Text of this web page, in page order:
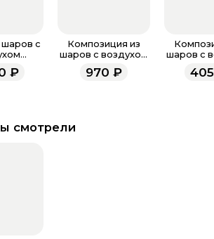
шаров с
₽
Композиция из
шаров с воздухом
970 ₽
шаров с
смотрели